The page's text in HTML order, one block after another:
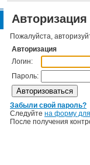
Авторизация
Пожалуйста,
Авторизация
Логин:
Пароль:
Забыли свой пароль?
Следуйте на форму
После получения